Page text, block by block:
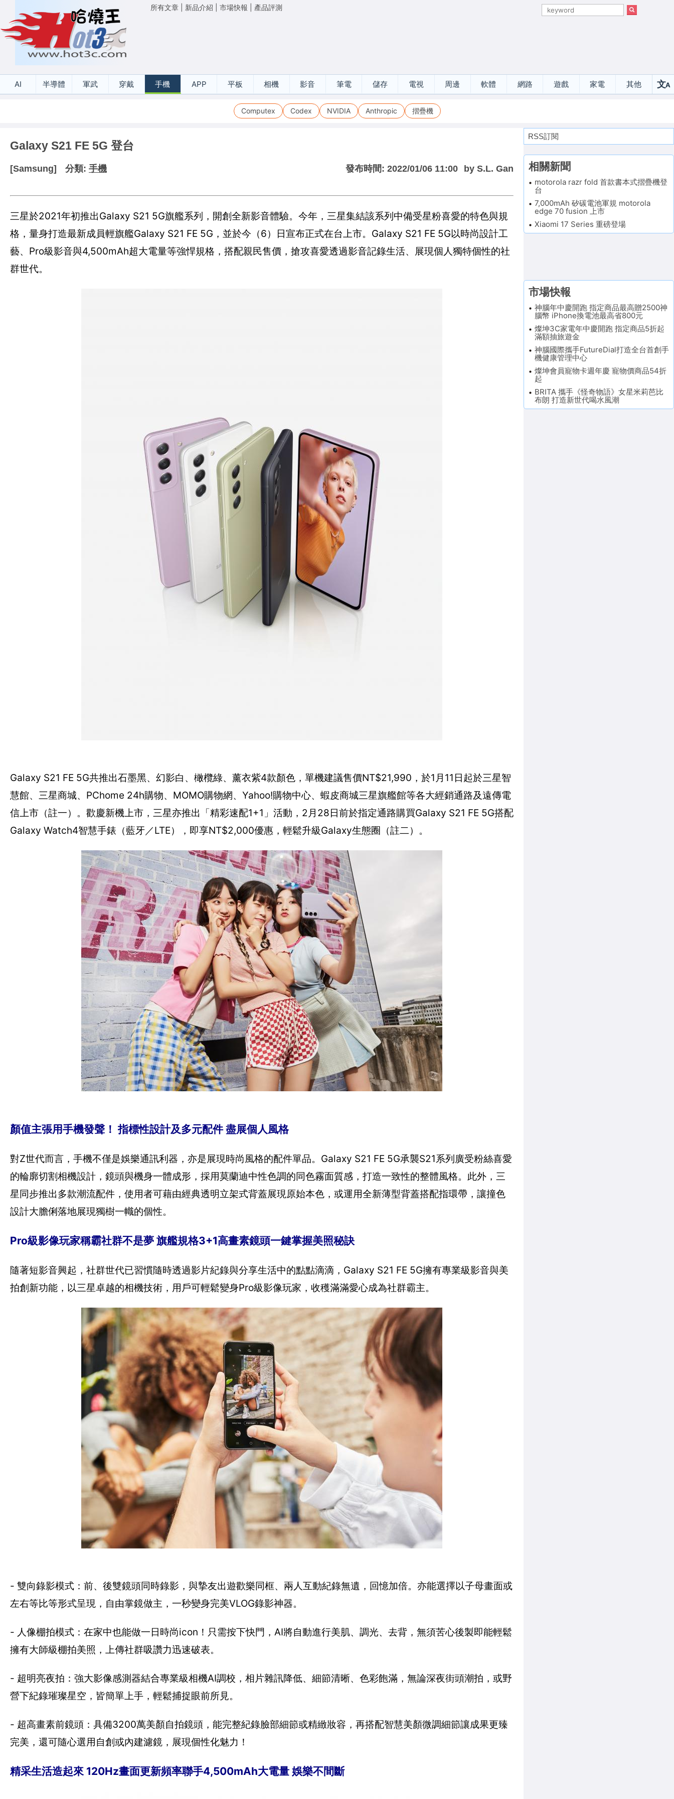
所有文章 新品介紹 市場快報 產品評測
AI 半導體 軍武 穿戴 手機 APP 平板 相機 影音 筆電 儲存 電視 周邊 軟體 網路 遊戲 家電 其他 文A
Computex Codex NVIDIA Anthropic 摺疊機
Galaxy S21 FE 5G 登台
[Samsung] 分類: 手機 發布時間: 2022/01/06 11:00 by S.L. Gan
三星於2021年初推出Galaxy S21 5G旗艦系列，開創全新影音體驗。今年，三星集結該系列中備受星粉喜愛的特色與規
格，量身打造最新成員輕旗艦Galaxy S21 FE 5G，並於今（6）日宣布正式在台上市。Galaxy S21 FE 5G以時尚設計工
藝、Pro級影音與4,500mAh超大電量等強悍規格，搭配親民售價，搶攻喜愛透過影音記錄生活、展現個人獨特個性的社
群世代。
Galaxy S21 FE 5G共推出石墨黑、幻影白、橄欖綠、薰衣紫4款顏色，單機建議售價NT$21,990，於1月11日起於三星智
慧館、三星商城、PChome 24h購物、MOMO購物網、Yahoo!購物中心、蝦皮商城三星旗艦館等各大經銷通路及遠傳電
信上市（註一）。歡慶新機上市，三星亦推出「精彩速配1+1」活動，2月28日前於指定通路購買Galaxy S21 FE 5G搭配
Galaxy Watch4智慧手錶（藍牙／LTE），即享NT$2,000優惠，輕鬆升級Galaxy生態圈（註二）。
顏值主張用手機發聲！ 指標性設計及多元配件 盡展個人風格
對Z世代而言，手機不僅是娛樂通訊利器，亦是展現時尚風格的配件單品。Galaxy S21 FE 5G承襲S21系列廣受粉絲喜愛
的輪廓切割相機設計，鏡頭與機身一體成形，採用莫蘭迪中性色調的同色霧面質感，打造一致性的整體風格。此外，三
星同步推出多款潮流配件，使用者可藉由經典透明立架式背蓋展現原始本色，或運用全新薄型背蓋搭配指環帶，讓撞色
設計大膽俐落地展現獨樹一幟的個性。
Pro級影像玩家稱霸社群不是夢 旗艦規格3+1高畫素鏡頭一鍵掌握美照秘訣
隨著短影音興起，社群世代已習慣隨時透過影片紀錄與分享生活中的點點滴滴，Galaxy S21 FE 5G擁有專業級影音與美
拍創新功能，以三星卓越的相機技術，用戶可輕鬆變身Pro級影像玩家，收穫滿滿愛心成為社群霸主。
- 雙向錄影模式：前、後雙鏡頭同時錄影，與摯友出遊歡樂同框、兩人互動紀錄無遺，回憶加倍。亦能選擇以子母畫面或
左右等比等形式呈現，自由掌鏡做主，一秒變身完美VLOG錄影神器。
- 人像棚拍模式：在家中也能做一日時尚icon！只需按下快門，AI將自動進行美肌、調光、去背，無須苦心後製即能輕鬆
擁有大師級棚拍美照，上傳社群吸讚力迅速破表。
- 超明亮夜拍：強大影像感測器結合專業級相機AI調校，相片雜訊降低、細節清晰、色彩飽滿，無論深夜街頭潮拍，或野
營下紀錄璀璨星空，皆簡單上手，輕鬆捕捉眼前所見。
- 超高畫素前鏡頭：具備3200萬美顏自拍鏡頭，能完整紀錄臉部細節或精緻妝容，再搭配智慧美顏微調細節讓成果更臻
完美，還可隨心選用自創或內建濾鏡，展現個性化魅力！
精采生活造起來 120Hz畫面更新頻率聯手4,500mAh大電量 娛樂不間斷
RSS訂閱
相關新聞
motorola razr fold 首款書本式摺疊機登
台
7,000mAh 矽碳電池軍規 motorola
edge 70 fusion 上市
Xiaomi 17 Series 重磅登場
市場快報
神腦年中慶開跑 指定商品最高贈2500神
腦幣 iPhone換電池最高省800元
燦坤3C家電年中慶開跑 指定商品5折起
滿額抽旅遊金
神腦國際攜手FutureDial打造全台首創手
機健康管理中心
燦坤會員寵物卡週年慶 寵物價商品54折
起
BRITA 攜手《怪奇物語》女星米莉芭比
布朗 打造新世代喝水風潮